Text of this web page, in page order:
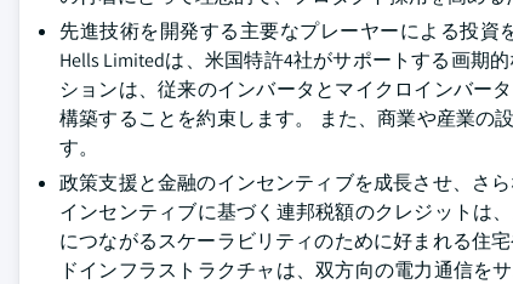
先進技術を開発する主要なプレーヤーによる投資
Hells Limitedは、米国特許4社がサポートする画期
ションは、従来のインバータとマイクロインバー
構築することを約束します。 また、商業や産業の
す。
政策支援と金融のインセンティブを成長させ、さ
インセンティブに基づく連邦税額のクレジットは
につながるスケーラビリティのために好まれる住
ドインフラストラクチャは、双方向の電力通信を